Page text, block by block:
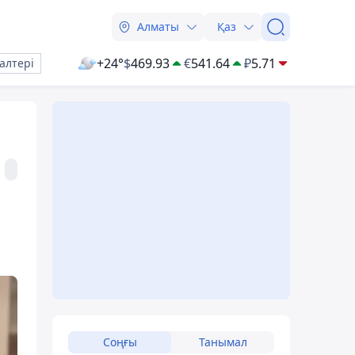
Алматы Қаз
+24°$469.93 €541.64 ₽5.71
Соңғы Танымал